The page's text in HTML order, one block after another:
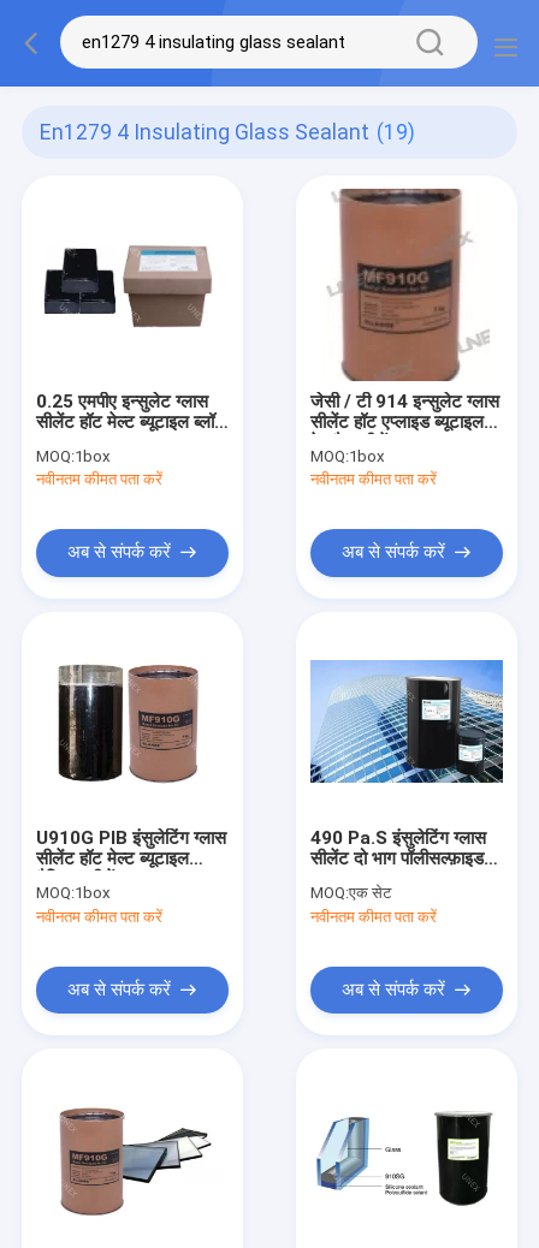
En1279 4 Insulating Glass Sealant (19)
0.25 एमपीए इन्सुलेट ग्लास
सीलेंट हॉट मेल्ट ब्यूटाइल ब्लॉक
MOQ:1box
नवीनतम कीमत पता करें
अब से संपर्क करें
जेसी / टी 914 इन्सुलेट ग्लास
सीलेंट हॉट एप्लाइड ब्यूटाइल
MOQ:1box
नवीनतम कीमत पता करें
अब से संपर्क करें
U910G PIB इंसुलेटिंग ग्लास
सीलेंट हॉट मेल्ट ब्यूटाइल
MOQ:1box
नवीनतम कीमत पता करें
अब से संपर्क करें
490 Pa.S इंसुलेटिंग ग्लास
सीलेंट दो भाग पॉलीसल्फ़ाइड
MOQ:एक सेट
नवीनतम कीमत पता करें
अब से संपर्क करें